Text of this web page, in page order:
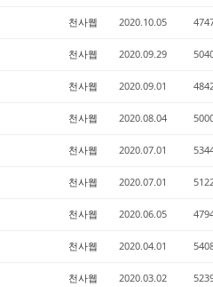
천사웹 2020.10.05
천사웹 2020.09.29
천사웹 2020.09.01
천사웹 2020.08.04
천사웹 2020.07.01
천사웹 2020.07.01
천사웹 2020.06.05
천사웹 2020.04.01
천사웹 2020.03.02